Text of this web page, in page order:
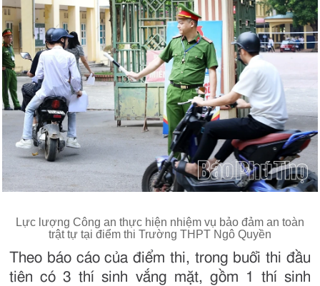
Lực lượng Công an thực hiện nhiệm vụ bảo đảm an toàn
trật tự tại điểm thi Trường THPT Ngô Quyền
Theo báo cáo của điểm thi, trong buổi thi đầu
tiên có 3 thí sinh vắng mặt, gồm 1 thí sinh